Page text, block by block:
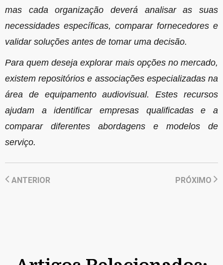
mas cada organização deverá analisar as suas
necessidades específicas, comparar fornecedores e
validar soluções antes de tomar uma decisão.
Para quem deseja explorar mais opções no mercado,
existem repositórios e associações especializadas na
área de equipamento audiovisual. Estes recursos
ajudam a identificar empresas qualificadas e a
comparar diferentes abordagens e modelos de
serviço.
ANTERIOR PRÓXIMO